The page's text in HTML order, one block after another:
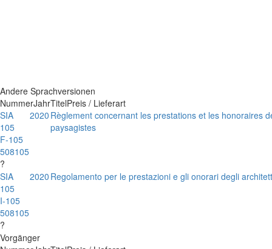
Andere Sprachversionen
NummerJahrTitelPreis / Lieferart
SIA
105
F-105
508105
?
2020 Règlement concernant les prestations et les honoraires
paysagistes
SIA
105
I-105
508105
?
2020 Regolamento per le prestazioni e gli onorari degli
Vorgänger